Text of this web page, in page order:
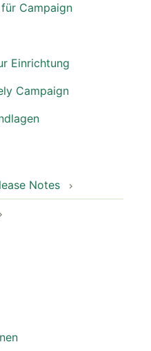
Campaign
Einrichtung
Campaign
Notes